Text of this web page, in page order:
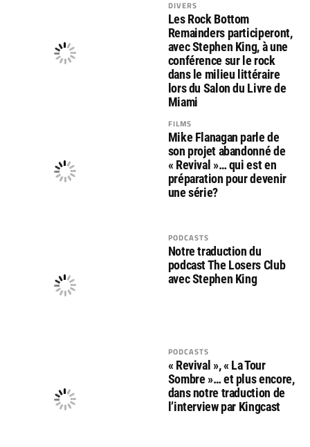
DIVERS
Les Rock Bottom
Remainders participeront,
avec Stephen King, à une
conférence sur le rock
dans le milieu littéraire
lors du Salon du Livre de
Miami
FILMS
Mike Flanagan parle de
son projet abandonné de
« Revival »… qui est en
préparation pour devenir
une série?
PODCASTS
Notre traduction du
podcast The Losers Club
avec Stephen King
PODCASTS
« Revival », « La Tour
Sombre »… et plus encore,
dans notre traduction de
l’interview par Kingcast